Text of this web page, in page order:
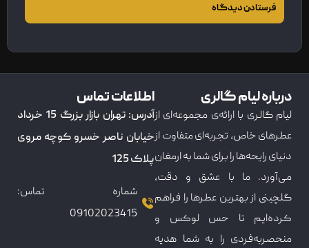
درباره لیام گالری
لیام گالری با ارائه‌ی مجموعه‌ای از
عطرهای خاص، تجربه‌ای متفاوت از
دنیای رایحه‌ها را برای شما به ارمغان
می‌آورد. ما با عشق و دقت،
گلچینی از بهترین عطرها را فراهم
کرده‌ایم تا حس لوکس و
منحصربه‌فردی را به شما هدیه
اطلاعات تماس
آدرس: تهران بازار بزرگ 15 خرداد
خیابان ناصر خسرو کوچه مروی
پلاک 125
شماره تماس:
09102023415